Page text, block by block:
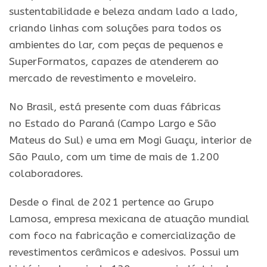
sustentabilidade e beleza andam lado a lado,
criando linhas com soluções para todos os
ambientes do lar, com peças de pequenos e
SuperFormatos, capazes de atenderem ao
mercado de revestimento e moveleiro.
No Brasil, está presente com duas fábricas
no Estado do Paraná (Campo Largo e São
Mateus do Sul) e uma em Mogi Guaçu, interior de
São Paulo, com um time de mais de 1.200
colaboradores.
Desde o final de 2021 pertence ao Grupo
Lamosa, empresa mexicana de atuação mundial
com foco na fabricação e comercialização de
revestimentos cerâmicos e adesivos. Possui um